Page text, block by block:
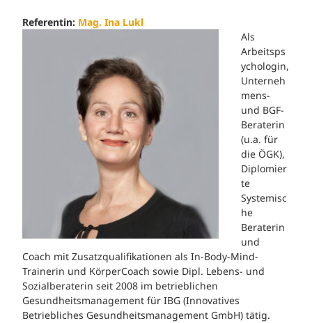
Referentin: Mag. Ina Lukl
Als
Arbeitsps
ychologin,
Unterneh
mens-
und BGF-
Beraterin
(u.a. für
die ÖGK),
Diplomier
te
Systemisc
he
Beraterin
und
Coach mit Zusatzqualifikationen als In-Body-Mind-
Trainerin und KörperCoach sowie Dipl. Lebens- und
Sozialberaterin seit 2008 im betrieblichen
Gesundheitsmanagement für IBG (Innovatives
Betriebliches Gesundheitsmanagement GmbH) tätig.